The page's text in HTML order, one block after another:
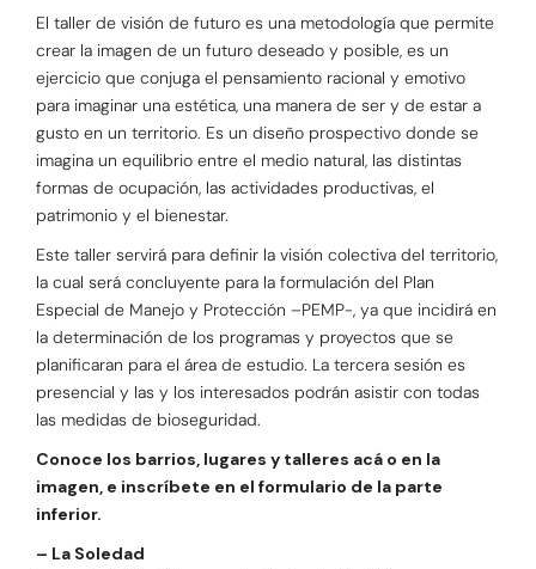
El taller de visión de futuro es una metodología que permite
crear la imagen de un futuro deseado y posible, es un
ejercicio que conjuga el pensamiento racional y emotivo
para imaginar una estética, una manera de ser y de estar a
gusto en un territorio. Es un diseño prospectivo donde se
imagina un equilibrio entre el medio natural, las distintas
formas de ocupación, las actividades productivas, el
patrimonio y el bienestar.
Este taller servirá para definir la visión colectiva del territorio,
la cual será concluyente para la formulación del Plan
Especial de Manejo y Protección –PEMP-, ya que incidirá en
la determinación de los programas y proyectos que se
planificaran para el área de estudio. La tercera sesión es
presencial y las y los interesados podrán asistir con todas
las medidas de bioseguridad.
Conoce los barrios, lugares y talleres acá o en la
imagen, e inscríbete en el formulario de la parte
inferior.
– La Soledad